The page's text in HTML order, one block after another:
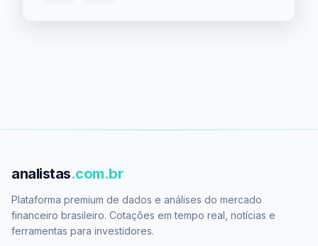
analistas.com.br
Plataforma premium de dados e análises do mercado
financeiro brasileiro. Cotações em tempo real, notícias e
ferramentas para investidores.